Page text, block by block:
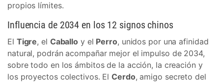
propios límites.
Influencia de 2034 en los 12 signos chinos
El Tigre, el Caballo y el Perro, unidos por una afinidad
natural, podrán acompañar mejor el impulso de 2034,
sobre todo en los ámbitos de la acción, la creación y
los proyectos colectivos. ElCerdo, amigo secreto del